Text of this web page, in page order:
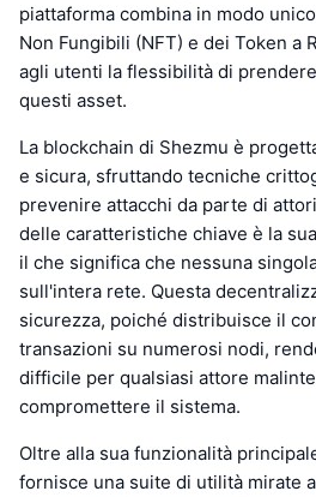
piattaforma combina in modo
Non Fungibili (NFT) e dei Token a
agli utenti la flessibilità di
questi asset.
La blockchain di Shezmu è
e sicura, sfruttando tecniche
prevenire attacchi da parte di
delle caratteristiche chiave è la
il che significa che nessuna
sull'intera rete. Questa
sicurezza, poiché distribuisce il
transazioni su numerosi nodi,
difficile per qualsiasi attore
compromettere il sistema.
Oltre alla sua funzionalità
fornisce una suite di utilità mirate